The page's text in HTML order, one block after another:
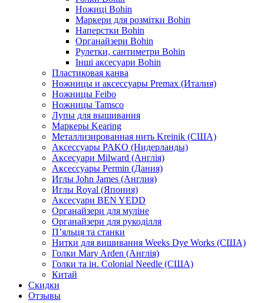
Ножиці Bohin
Маркери для розмітки Bohin
Наперстки Bohin
Органайзери Bohin
Рулетки, сантиметри Bohin
Інші аксесуари Bohin
Пластиковая канва
Ножницы и аксессуары Premax (Италия)
Ножницы Feibo
Ножницы Tamsco
Лупы для вышивания
Маркеры Kearing
Металлизированная нить Kreinik (США)
Аксессуары PAKO (Нидерланды)
Аксесуари Milward (Англія)
Аксессуары Permin (Дания)
Иглы John James (Англия)
Иглы Royal (Япония)
Аксесуари BEN YEDD
Органайзери для муліне
Органайзери для рукоділля
П’яльця та станки
Нитки для вишивання Weeks Dye Works (США)
Голки Mary Arden (Англія)
Голки та ін. Colonial Needle (США)
Китай
Скидки
Отзывы